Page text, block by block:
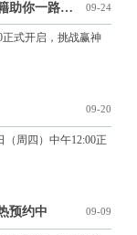
助你一路领先09-24
正式开启，挑战赢神
09-20
（周四）中午12:00正
预约中 09-09